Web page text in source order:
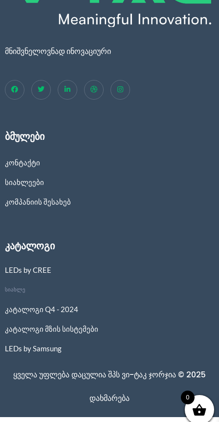
მნიშვნელოვნად ინოვაციური
ბმულები
კონტაქტი
სიახლეები
კომპანიის შესახებ
კატალოგი
LEDs by CREE
სიახლე
კატალოგი Q4 - 2024
კატალოგი მზის სისტემები
LEDs by Samsung
ყველა უფლება დაცულია შპს ვი-ტაკ ჯორჯია © 2025
დახმარება 0